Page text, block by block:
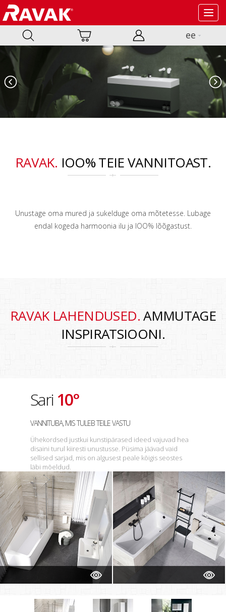
ee
RAVAK. IOO% TEIE VANNITOAST.
Unustage oma mured ja sukelduge oma mõtetesse. Lubage
endal kogeda harmoonia ilu ja IOO% lõõgastust.
RAVAK LAHENDUSED.AMMUTAGE
INSPIRATSIOONI.
Sari 10°
VANNITUBA, MIS TULEB TEILE VASTU
Ühekordsed justkui kunstipärased ideed vajuvad hea
disaini turul kiiresti unustusse. Püsima jäävad vaid
sellised sarjad, mis on algusest peale kõigis seostes
läbi mõeldud.